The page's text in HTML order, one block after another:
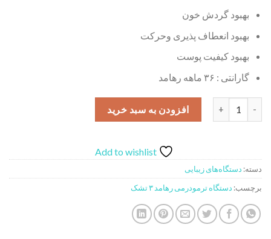
بهبود گردش خون
بهبود انعطاف پذیری وحرکت
بهبود کیفیت پوست
گارانتی : ۳۶ ماهه رهامد
دستگاه ترمودرمی رهامد ۳ تشک عددافزودن به سبد خرید
Add to wishlist
دسته: دستگاه‌های زیبایی
برچسب: دستگاه ترمودرمی رهامد ۳ تشک